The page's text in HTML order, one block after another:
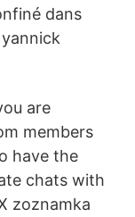
dans
are
members
have the
chats with
zoznamka